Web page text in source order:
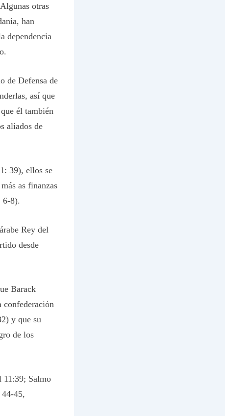
otras
han
dependencia
de Defensa de
así que
él también
aliados de
39), ellos se
as finanzas
6-8).
Rey del
desde
Barack
confederación
y que su
de los
11:39; Salmo
45,